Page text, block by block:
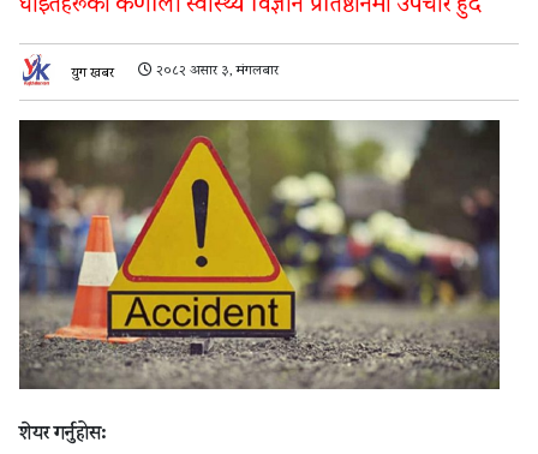
युग खबर २०८२ असार ३, मंगलबार
शेयर गर्नुहोस: